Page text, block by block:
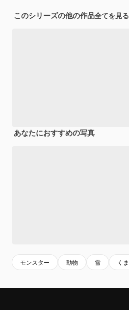
このシリーズの他の作品全てを見る
あなたにおすすめの写真
モンスター 動物 雪 くま